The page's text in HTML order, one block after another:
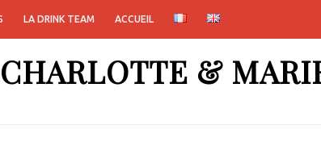
LA DRINK TEAM ACCUEIL
&